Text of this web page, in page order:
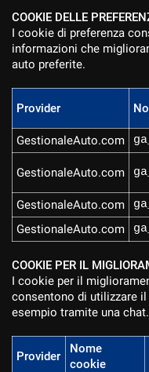
COOKIE DELLE
I cookie di preferenza
informazioni che
auto preferite.
Provider
GestionaleAuto.com
GestionaleAuto.com
GestionaleAuto.com
GestionaleAuto.com
COOKIE PER IL
I cookie per il
consentono di utilizzare
esempio tramite una chat.
Provider
Nome
cookie